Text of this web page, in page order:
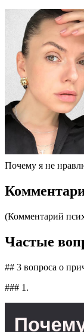
Почему я не
(Комментарий
Частые
## 3 вопроса о
### 1.